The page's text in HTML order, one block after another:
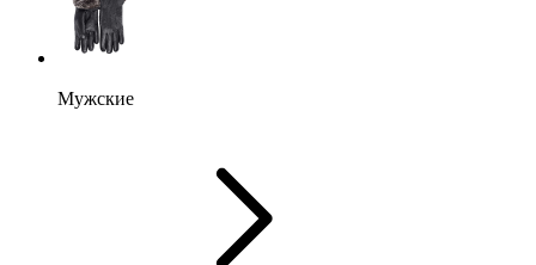
Мужские